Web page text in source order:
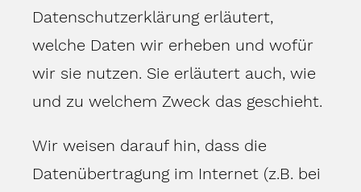
Datenschutzerklärung erläutert,
welche Daten wir erheben und wofür
wir sie nutzen. Sie erläutert auch, wie
und zu welchem Zweck das geschieht.
Wir weisen darauf hin, dass die
Datenübertragung im Internet (z.B. bei